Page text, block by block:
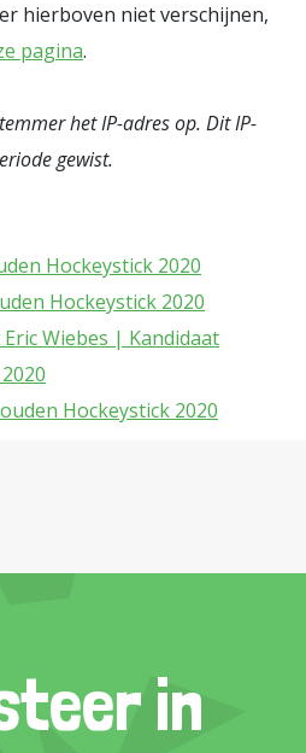
hierboven niet verschijnen,
pagina.
het IP-adres op. Dit IP-
gewist.
Hockeystick 2020
Hockeystick 2020
Wiebes | Kandidaat
Hockeystick 2020
in